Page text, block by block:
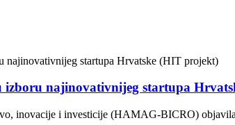
izboru najinovativnijeg startupa
inovacije i investicije (HAMAG-BICRO)